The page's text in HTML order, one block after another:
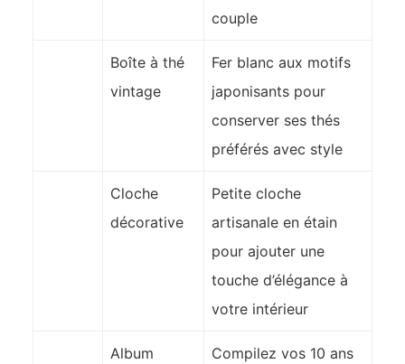
couple
Boîte à thé
vintage
Fer blanc aux motifs
japonisants pour
conserver ses thés
préférés avec style
Cloche
décorative
Petite cloche
artisanale en étain
pour ajouter une
touche d’élégance à
votre intérieur
Album
Compilez vos 10 ans